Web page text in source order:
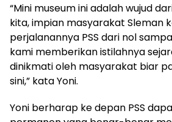
“Mini museum ini adalah wujud
kita, impian masyarakat Sleman
perjalanannya PSS dari nol
kami memberikan istilahnya
dinikmati oleh masyarakat biar
sini,” kata Yoni.
Yoni berharap ke depan PSS